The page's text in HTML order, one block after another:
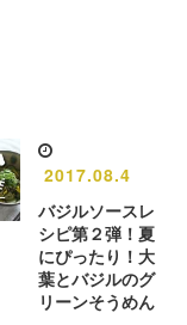
2017.08.4
バジルソースレ
シピ第２弾！夏
にぴったり！大
葉とバジルのグ
リーンそうめん